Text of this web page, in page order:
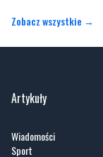
Zobacz wszystkie →
Artykuły
Wiadomości
Sport